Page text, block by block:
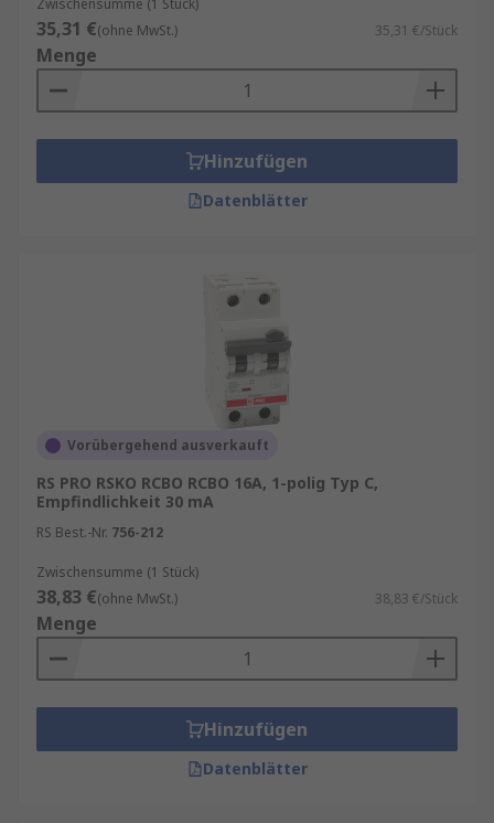
Zwischensumme (1 Stück)
35,31 €(ohne MwSt.) 35,31 €/Stück
Menge
Hinzufügen
Datenblätter
Vorübergehend ausverkauft
RS PRO RSKO RCBO RCBO 16A, 1-polig Typ C,
Empfindlichkeit 30 mA
RS Best.-Nr. 756-212
Zwischensumme (1 Stück)
38,83 €(ohne MwSt.) 38,83 €/Stück
Menge
Hinzufügen
Datenblätter